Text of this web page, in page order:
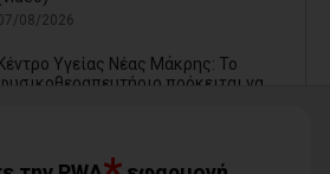
08/2026
Υγείας Νέας Μάκρης: Το
πρόκειται να
σε πολεοδομική ομηρία: Οι